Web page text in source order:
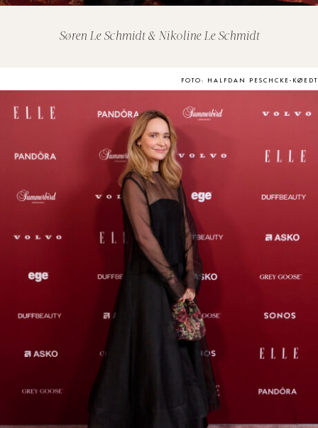
Søren Le Schmidt & Nikoline Le Schmidt
FOTO: HALFDAN PESCHCKE-KØEDT